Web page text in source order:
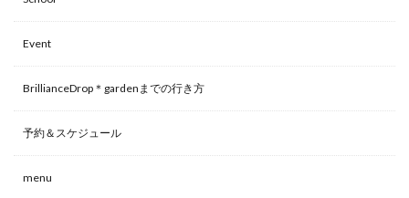
Event
BrillianceDrop＊gardenまでの行き方
予約＆スケジュール
menu